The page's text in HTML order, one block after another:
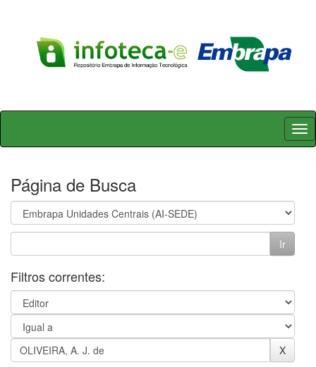
Skip
Página de Busca
Filtros correntes: